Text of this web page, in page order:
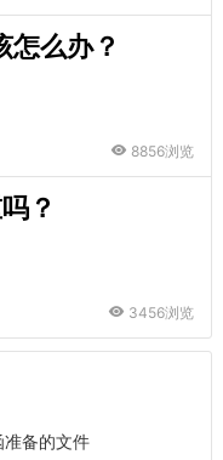
么办？
8856浏览
？
3456浏览
备的文件